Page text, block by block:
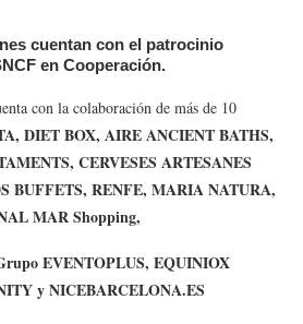
cuentan con el patrocinio
en Cooperación.
con la colaboración de más de 10
DIET BOX, AIRE ANCIENT BATHS,
CERVESES ARTESANES
BUFFETS, RENFE, MARIA NATURA,
MAR Shopping,
EVENTOPLUS, EQUINIOX
y NICEBARCELONA.ES